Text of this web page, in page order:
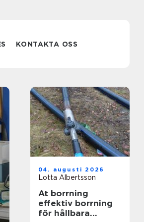
KONTAKTA OSS
karlskrona
du
04. augusti 2026
Lotta Albertsson
At borrning
effektiv borrning
för hållbara